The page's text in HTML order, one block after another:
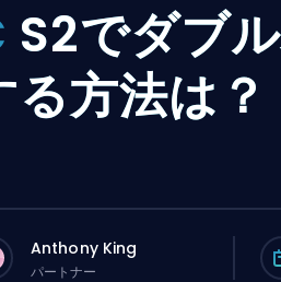
S2でダブ
る方法は？
Anthony King
パートナー